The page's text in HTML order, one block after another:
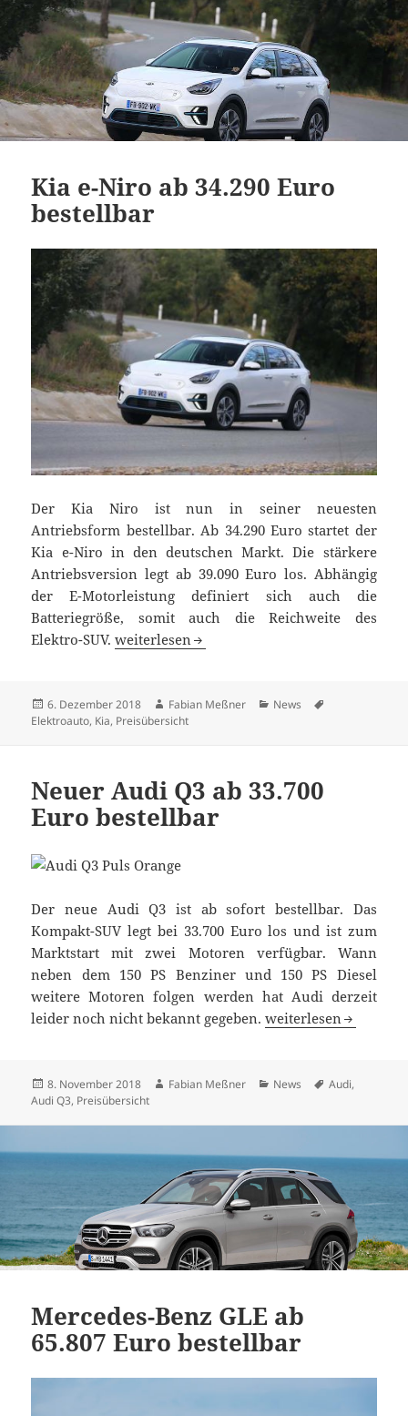
Kia e-Niro ab 34.290 Euro
bestellbar
Der Kia Niro ist nun in seiner neuesten
Antriebsform bestellbar. Ab 34.290 Euro startet der
Kia e-Niro in den deutschen Markt. Die stärkere
Antriebsversion legt ab 39.090 Euro los. Abhängig
der E-Motorleistung definiert sich auch die
Batteriegröße, somit auch die Reichweite des
Elektro-SUV.Kia e-Niro ab 34.290 Euro bestellbar
weiterlesen
Veröffentlicht
am
6. Dezember 2018 Autor
Fabian Meßner Kategorien
News
Elektroauto, Kia, Preisübersicht
Neuer Audi Q3 ab 33.700
Euro bestellbar
Der neue Audi Q3 ist ab sofort bestellbar. Das
Kompakt-SUV legt bei 33.700 Euro los und ist zum
Marktstart mit zwei Motoren verfügbar. Wann
neben dem 150 PS Benziner und 150 PS Diesel
weitere Motoren folgen werden hat Audi derzeit
leider noch nicht bekannt gegeben.Neuer Audi Q3 ab
weiterlesen
Veröffentlicht
am
8. November 2018 Autor
Fabian Meßner Kategorien
News Schlagwörter
Audi,
Audi Q3, Preisübersicht
Mercedes-Benz GLE ab
65.807 Euro bestellbar